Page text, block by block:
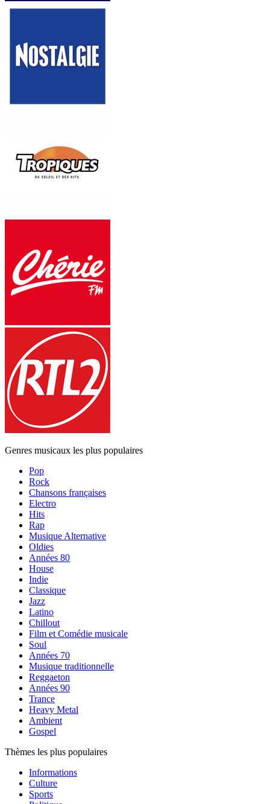
Genres musicaux les plus populaires
Pop
Rock
Chansons françaises
Electro
Hits
Rap
Musique Alternative
Oldies
Années 80
House
Indie
Classique
Jazz
Latino
Chillout
Film et Comédie musicale
Soul
Années 70
Musique traditionnelle
Reggaeton
Années 90
Trance
Heavy Metal
Ambient
Gospel
Thèmes les plus populaires
Informations
Culture
Sports